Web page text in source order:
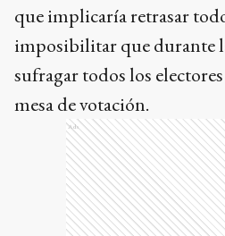
que implicaría retrasar
imposibilitar que durante
sufragar todos los
mesa de votación.
Ads